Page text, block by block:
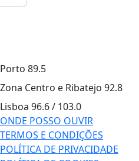
Porto 89.5
Zona Centro e Ribatejo 92.8
Lisboa 96.6 / 103.0
ONDE POSSO OUVIR
TERMOS E CONDIÇÕES
POLÍTICA DE PRIVACIDADE